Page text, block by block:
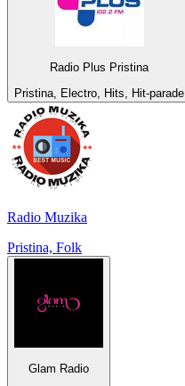
Radio Plus Pristina
Pristina, Electro, Hits, Hit-parade
Radio Muzika
Pristina, Folk
Glam Radio